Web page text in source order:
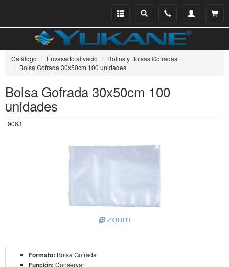
Ver
Mi
Teléfono
Buscar
Menu
Catálogo Envasado al vacio
Rollos y Bolsas Gofradas
Bolsa Gofrada 30x50cm 100 unidades
Bolsa Gofrada 30x50cm 100
unidades
9063
Formato: Bolsa Gofrada
Función: Conservar